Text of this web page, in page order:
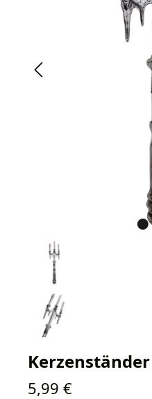
Regulärer Preis:
5,99 €